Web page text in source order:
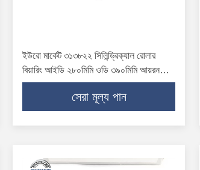
ইউরো মার্কেট ৩১৩৮২২ সিলিন্ড্রিক্যাল রোলার
বিয়ারিং আইডি ২৮০মিমি ওডি ৩৯০মিমি আয়রন
কেজ
সেরা মূল্য পান